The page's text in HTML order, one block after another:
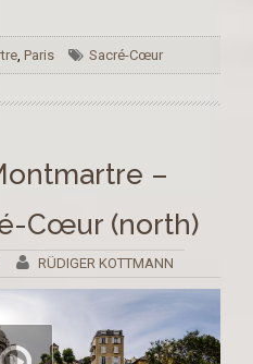
,Paris Sacré-Cœur
–
Cœur (north)
RÜDIGER KOTTMANN